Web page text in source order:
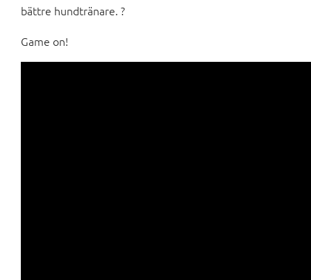
bättre hundtränare. ?
Game on!